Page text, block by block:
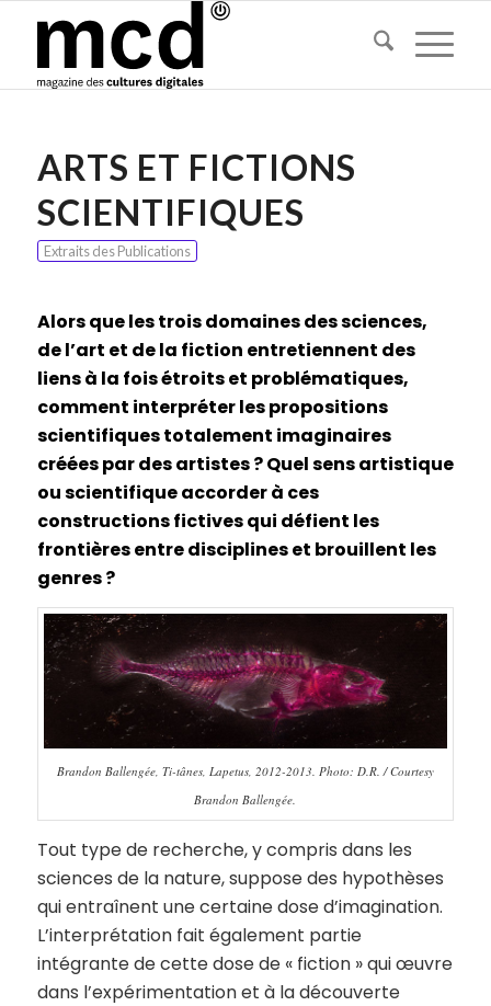
ARTS ET FICTIONS
SCIENTIFIQUES
Extraits des Publications
Alors que les trois domaines des sciences,
de l’art et de la fiction entretiennent des
liens à la fois étroits et problématiques,
comment interpréter les propositions
scientifiques totalement imaginaires
créées par des artistes ? Quel sens artistique
ou scientifique accorder à ces
constructions fictives qui défient les
frontières entre disciplines et brouillent les
genres ?
Brandon Ballengée, Ti-tânes, Lapetus, 2012-2013. Photo: D.R. / Courtesy
Brandon Ballengée.
Tout type de recherche, y compris dans les
sciences de la nature, suppose des hypothèses
qui entraînent une certaine dose d’imagination.
L’interprétation fait également partie
intégrante de cette dose de « fiction » qui œuvre
dans l’expérimentation et à la découverte